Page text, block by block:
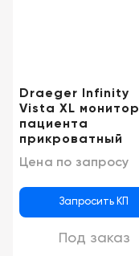
Draeger Infinity
Vista XL монитор
пациента
прикроватный
Цена по запросу
Запросить КП
Под заказ